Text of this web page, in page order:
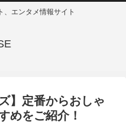
、エンタメ情報サイト
】定番からおしゃ
めをご紹介！